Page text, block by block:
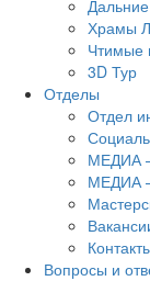
Храмы
Чтимые
3D Тур
Отделы
Отдел
МЕДИА
МЕДИА
Вопросы и